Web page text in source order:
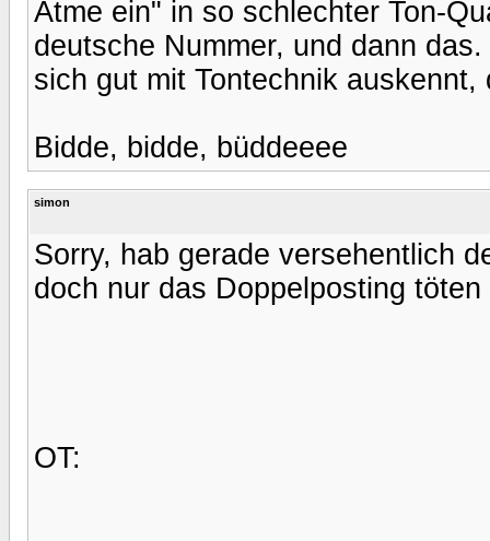
Atme ein" in so schlechter Ton-
deutsche Nummer, und dann
sich gut mit Tontechnik
Bidde, bidde, büddeeee
simon
Sorry, hab gerade versehentlich
doch nur das Doppelposting
OT: